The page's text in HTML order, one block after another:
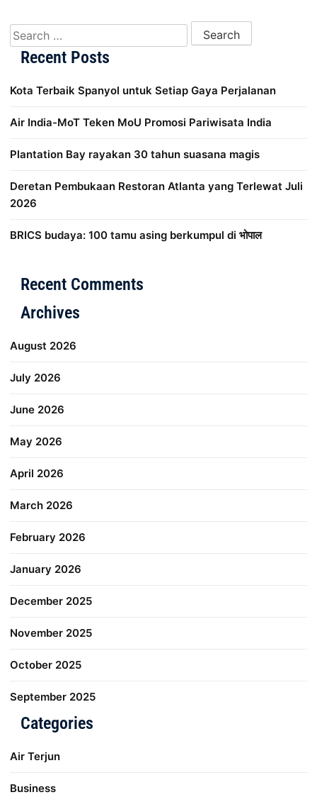
Search for:
Recent Posts
Kota Terbaik Spanyol untuk Setiap Gaya Perjalanan
Air India-MoT Teken MoU Promosi Pariwisata India
Plantation Bay rayakan 30 tahun suasana magis
Deretan Pembukaan Restoran Atlanta yang Terlewat Juli
2026
BRICS budaya: 100 tamu asing berkumpul di भोपाल
Recent Comments
Archives
August 2026
July 2026
June 2026
May 2026
April 2026
March 2026
February 2026
January 2026
December 2025
November 2025
October 2025
September 2025
Categories
Air Terjun
Business